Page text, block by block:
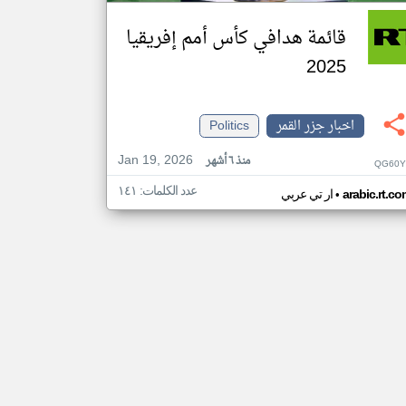
قائمة هدافي كأس أمم إفريقيا
2025
اخبار جزر القمر
Politics
Jan 19, 2026
منذ ٦ أشهر
ار تي عربي• عدد الكلمات: ١٤١